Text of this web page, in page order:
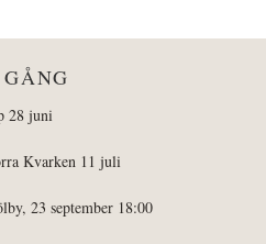
28 juni
Kvarken 11 juli
23 september 18:00